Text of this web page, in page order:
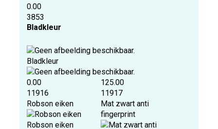
0.00
3853
Bladkleur
Bladkleur
0.00
11916
Robson eiken
Robson eiken
125.00
11917
Mat zwart anti
fingerprint